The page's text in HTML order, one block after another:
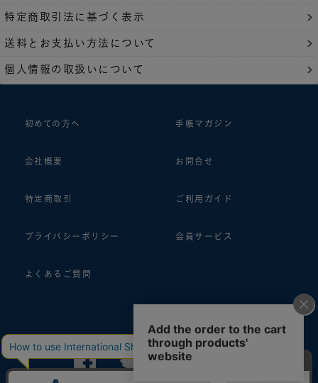
特定商取引法に基づく表示
送料とお支払い方法について
個人情報の取扱いについて
初めての方へ 手帳マガジン
会社概要 お問合せ
特定商取引 ご利用ガイド
プライバシーポリシー 会員サービス
よくあるご質問
follow us!